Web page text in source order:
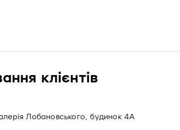
клієнтів
Лобановського, будинок 4А